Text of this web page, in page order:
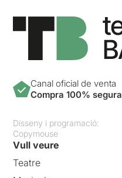
Canal oficial de venta
Compra 100% segura
Disseny i programació:
Copymouse
Vull veure
Teatre